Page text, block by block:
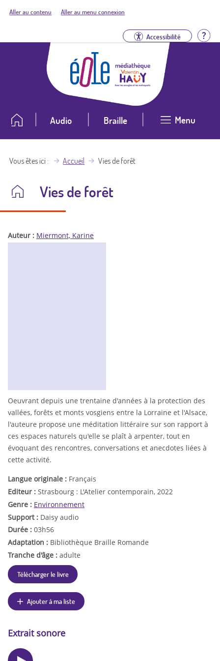
Aller au contenu Aller au menu connexion
Accessibilité
Audio Braille Menu
Vous êtes ici Accueil Vies de forêt
Vies de forêt
Auteur : Miermont, Karine
Oeuvrant depuis une trentaine d'années à la protection des
vallées, forêts et monts vosgiens entre la Lorraine et l'Alsace,
l'auteure propose une méditation littéraire sur son rapport à
ces espaces naturels qu'elle se plaît à arpenter, tout en
évoquant des rencontres, conversations et anecdotes liées à
cette activité.
Langue originale : Français
Editeur : Strasbourg : L'Atelier contemporain, 2022
Genre : Environnement
Support : Daisy audio
Durée : 03h56
Adaptation : Bibliothèque Braille Romande
Tranche d'âge : adulte
Télécharger le livre
Ajouter à ma liste
Extrait sonore